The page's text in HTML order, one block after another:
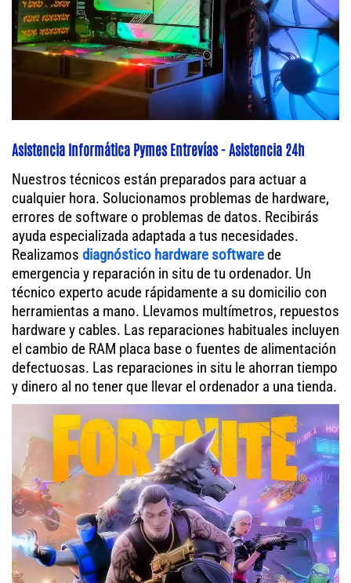
Asistencia Informática Pymes Entrevías - Asistencia 24h
Nuestros técnicos están preparados para actuar a
cualquier hora. Solucionamos problemas de hardware,
errores de software o problemas de datos. Recibirás
ayuda especializada adaptada a tus necesidades.
Realizamos diagnóstico hardware softwarede
emergencia y reparación in situ de tu ordenador. Un
técnico experto acude rápidamente a su domicilio con
herramientas a mano. Llevamos multímetros, repuestos
hardware y cables. Las reparaciones habituales incluyen
el cambio de RAM placa base o fuentes de alimentación
defectuosas. Las reparaciones in situ le ahorran tiempo
y dinero al no tener que llevar el ordenador a una tienda.